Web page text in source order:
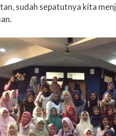
sudah sepatutnya kita